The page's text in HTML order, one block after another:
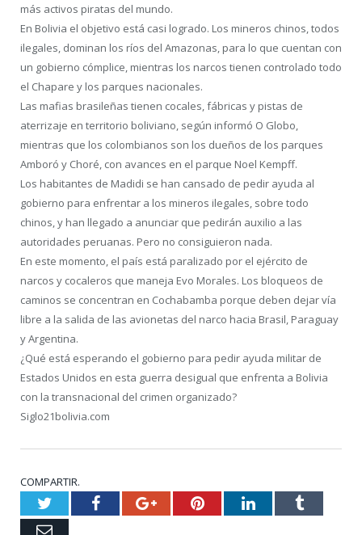
más activos piratas del mundo.
En Bolivia el objetivo está casi logrado. Los mineros chinos, todos
ilegales, dominan los ríos del Amazonas, para lo que cuentan con
un gobierno cómplice, mientras los narcos tienen controlado todo
el Chapare y los parques nacionales.
Las mafias brasileñas tienen cocales, fábricas y pistas de
aterrizaje en territorio boliviano, según informó O Globo,
mientras que los colombianos son los dueños de los parques
Amboró y Choré, con avances en el parque Noel Kempff.
Los habitantes de Madidi se han cansado de pedir ayuda al
gobierno para enfrentar a los mineros ilegales, sobre todo
chinos, y han llegado a anunciar que pedirán auxilio a las
autoridades peruanas. Pero no consiguieron nada.
En este momento, el país está paralizado por el ejército de
narcos y cocaleros que maneja Evo Morales. Los bloqueos de
caminos se concentran en Cochabamba porque deben dejar vía
libre a la salida de las avionetas del narco hacia Brasil, Paraguay
y Argentina.
¿Qué está esperando el gobierno para pedir ayuda militar de
Estados Unidos en esta guerra desigual que enfrenta a Bolivia
con la transnacional del crimen organizado?
Siglo21bolivia.com
COMPARTIR.
TwitterFacebookGoogle+PinterestLinkedInTumblr
Email